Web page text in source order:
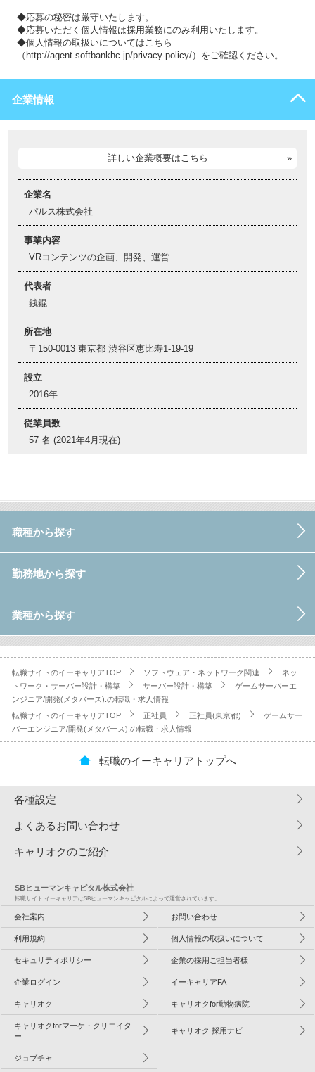
◆応募の秘密は厳守いたします。
◆応募いただく個人情報は採用業務にのみ利用いたします。
◆個人情報の取扱いについてはこちら
（http://agent.softbankhc.jp/privacy-policy/）をご確認ください。
企業情報
詳しい企業概要はこちら
企業名
パルス株式会社
事業内容
VRコンテンツの企画、開発、運営
代表者
銭錕
所在地
〒150-0013 東京都 渋谷区恵比寿1-19-19
設立
2016年
従業員数
57 名 (2021年4月現在)
職種から探す
勤務地から探す
業種から探す
転職サイトのイーキャリアTOP ソフトウェア・ネットワーク関連
ネッ
トワーク・サーバー設計・構築
サーバー設計・構築
ゲームサーバーエ
ンジニア/開発(メタバース).の転職・求人情報
転職サイトのイーキャリアTOP
正社員 正社員(東京都)
ゲームサー
バーエンジニア/開発(メタバース).の転職・求人情報
転職のイーキャリアトップへ
各種設定
よくあるお問い合わせ
キャリオクのご紹介
SBヒューマンキャピタル株式会社
転職サイト イーキャリアはSBヒューマンキャピタルによって運営されています。
会社案内 お問い合わせ
利用規約 個人情報の取扱いについて
セキュリティポリシー 企業の採用ご担当者様
企業ログイン イーキャリアFA
キャリオク キャリオクfor動物病院
キャリオクforマーケ・クリエイタ
ー
キャリオク 採用ナビ
ジョブチャ